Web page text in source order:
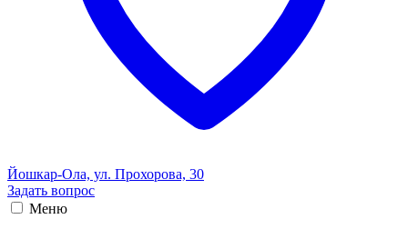
Йошкар-Ола, ул. Прохорова, 30
Задать вопрос
Меню